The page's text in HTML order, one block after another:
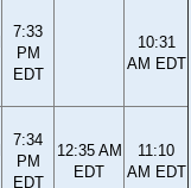
7:33
PM
EDT
10:31
AM EDT
7:34
PM
EDT
12:35 AM
EDT
11:10
AM EDT